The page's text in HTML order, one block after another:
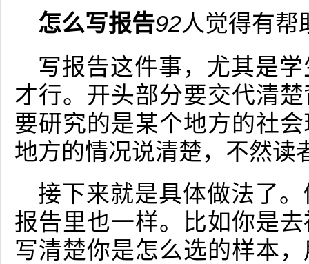
怎么写报告92人觉得有帮
写报告这件事，尤其是
才行。开头部分要交代清
要研究的是某个地方的社
地方的情况说清楚，不然读
接下来就是具体做法了
报告里也一样。比如你是
写清楚你是怎么选的样本